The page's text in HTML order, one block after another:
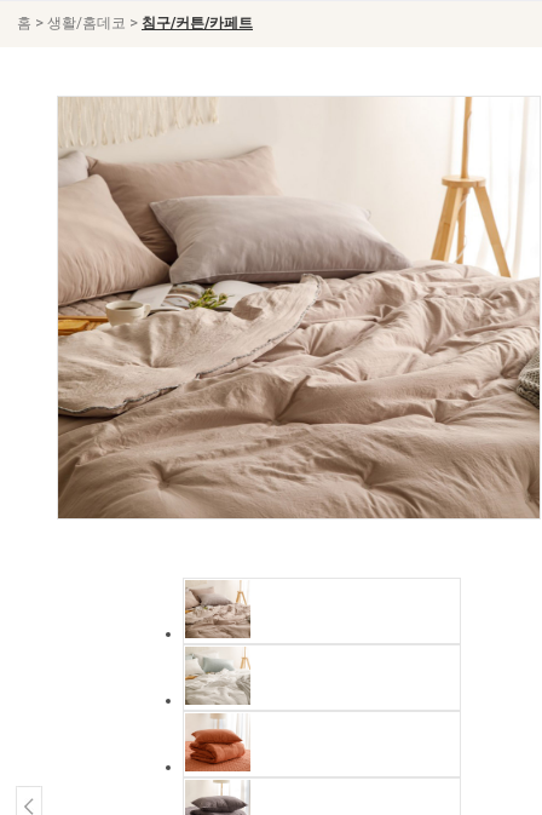
홈 > 생활/홈데코 > 침구/커튼/카페트